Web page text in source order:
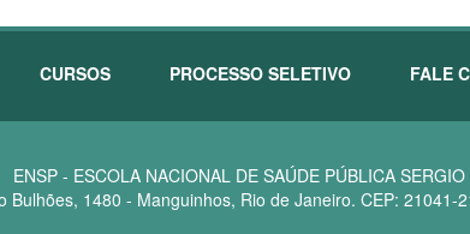
CURSOS PROCESSO SELETIVO FALE
ENSP - ESCOLA NACIONAL DE SAÚDE PÚBLICA
Bulhões, 1480 - Manguinhos, Rio de Janeiro. CEP: 21041-